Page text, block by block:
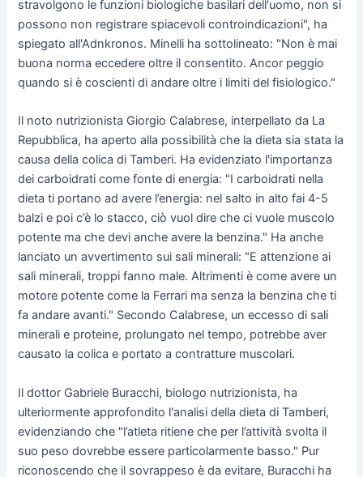
stravolgono le funzioni biologiche basilari dell'uomo, non si
possono non registrare spiacevoli controindicazioni", ha
spiegato all'Adnkronos. Minelli ha sottolineato: "Non è mai
buona norma eccedere oltre il consentito. Ancor peggio
quando si è coscienti di andare oltre i limiti del fisiologico."
Il noto nutrizionista Giorgio Calabrese, interpellato da La
Repubblica, ha aperto alla possibilità che la dieta sia stata la
causa della colica di Tamberi. Ha evidenziato l'importanza
dei carboidrati come fonte di energia: "I carboidrati nella
dieta ti portano ad avere l’energia: nel salto in alto fai 4-5
balzi e poi c’è lo stacco, ciò vuol dire che ci vuole muscolo
potente ma che devi anche avere la benzina." Ha anche
lanciato un avvertimento sui sali minerali: "E attenzione ai
sali minerali, troppi fanno male. Altrimenti è come avere un
motore potente come la Ferrari ma senza la benzina che ti
fa andare avanti." Secondo Calabrese, un eccesso di sali
minerali e proteine, prolungato nel tempo, potrebbe aver
causato la colica e portato a contratture muscolari.
Il dottor Gabriele Buracchi, biologo nutrizionista, ha
ulteriormente approfondito l'analisi della dieta di Tamberi,
evidenziando che "l’atleta ritiene che per l’attività svolta il
suo peso dovrebbe essere particolarmente basso." Pur
riconoscendo che il sovrappeso è da evitare, Buracchi ha